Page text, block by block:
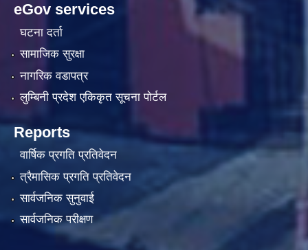
eGov services
घटना दर्ता
सामाजिक सुरक्षा
नागरिक वडापत्र
लुम्बिनी प्रदेश एकिकृत सूचना पाेर्टल
Reports
वार्षिक प्रगति प्रतिवेदन
त्रैमासिक प्रगति प्रतिवेदन
सार्वजनिक सुनुवाई
सार्वजनिक परीक्षण